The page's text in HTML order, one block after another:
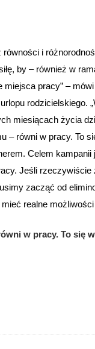
równości i
by – również w
pracy” –
rodzicielskiego.
miesiącach życia
równi w pracy. To
Celem kampanii
Jeśli
zacząć od
realne
w pracy. To się